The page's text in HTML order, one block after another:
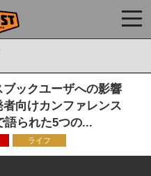
ブックユーザへの影響
者向けカンファレンス
語られた5つの...
ライフ